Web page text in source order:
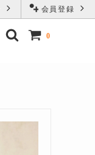
会員登録
0